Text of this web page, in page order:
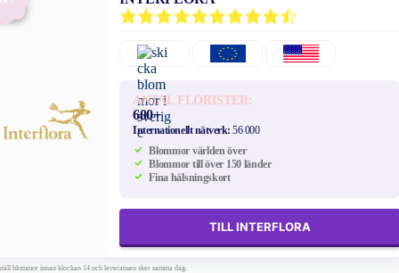
ANTAL FLORISTER:
600+
Internationellt nätverk:56 000
Blommor världen över
Blommor till över 150 länder
Fina hälsningskort
TILL INTERFLORA
blommor innan klockan 14 och leveransen sker samma dag.